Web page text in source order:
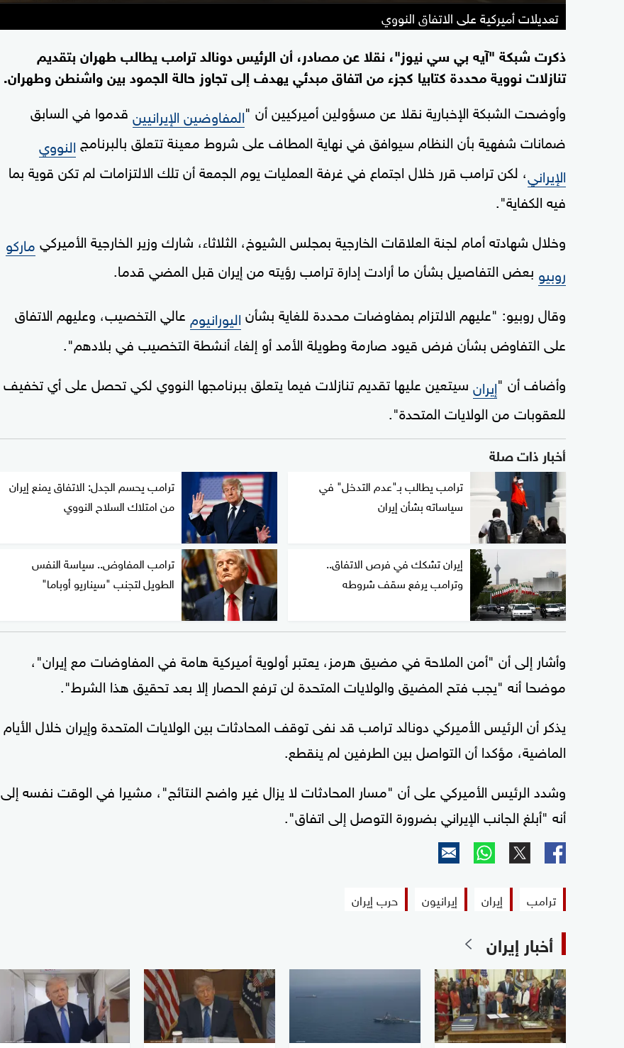
تعديلات أميركية على الاتفاق النووي
ذكرت شبكة "آيه بي سي نيوز"، نقلا عن مصادر، أن الرئيس دونالد ترامب يطالب طهران بتقديم
تنازلات نووية محددة كتابيا كجزء من اتفاق مبدئي يهدف إلى تجاوز حالة الجمود بين واشنطن وطهران.
وأوضحت الشبكة الإخبارية نقلا عن مسؤولين أميركيين أن "المفاوضين الإيرانيين قدموا في السابق
ضمانات شفهية بأن النظام سيوافق في نهاية المطاف على شروط معينة تتعلق بالبرنامج النووي
الإيراني، لكن ترامب قرر خلال اجتماع في غرفة العمليات يوم الجمعة أن تلك الالتزامات لم تكن قوية بما
فيه الكفاية".
وخلال شهادته أمام لجنة العلاقات الخارجية بمجلس الشيوخ، الثلاثاء، شارك وزير الخارجية الأميركي ماركو
روبيو بعض التفاصيل بشأن ما أرادت إدارة ترامب رؤيته من إيران قبل المضي قدما.
وقال روبيو: "عليهم الالتزام بمفاوضات محددة للغاية بشأن اليورانيوم عالي التخصيب، وعليهم الاتفاق
على التفاوض بشأن فرض قيود صارمة وطويلة الأمد أو إلغاء أنشطة التخصيب في بلادهم".
وأضاف أن "إيران سيتعين عليها تقديم تنازلات فيما يتعلق ببرنامجها النووي لكي تحصل على أي تخفيف
للعقوبات من الولايات المتحدة".
أخبار ذات صلة
ترامب يطالب بـ"عدم التدخل" في
سياساته بشأن إيران
ترامب يحسم الجدل: الاتفاق يمنع إيران
من امتلاك السلاح النووي
إيران تشكك في فرص الاتفاق..
وترامب يرفع سقف شروطه
ترامب المفاوض.. سياسة النفس
الطويل لتجنب "سيناريو أوباما"
وأشار إلى أن "أمن الملاحة في مضيق هرمز، يعتبر أولوية أميركية هامة في المفاوضات مع إيران"،
موضحا أنه "يجب فتح المضيق والولايات المتحدة لن ترفع الحصار إلا بعد تحقيق هذا الشرط".
يذكر أن الرئيس الأميركي دونالد ترامب قد نفى توقف المحادثات بين الولايات المتحدة وإيران خلال الأيام
الماضية، مؤكدا أن التواصل بين الطرفين لم ينقطع.
وشدد الرئيس الأميركي على أن "مسار المحادثات لا يزال غير واضح النتائج"، مشيرا في الوقت نفسه إلى
أنه "أبلغ الجانب الإيراني بضرورة التوصل إلى اتفاق".
ترامب إيران إيرانيون حرب إيران
أخبار إيران